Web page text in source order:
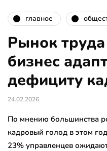
главное
Рынок
бизнес
дефициту
24.02.2026
По мнению большинства
кадровый голод в этом
23% управленцев